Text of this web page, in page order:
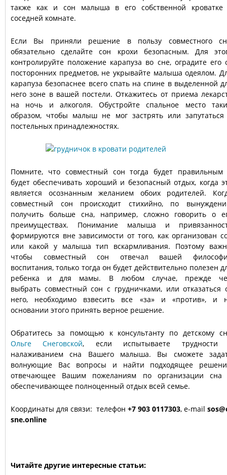
также как и сон малыша в его собственной
соседней комнате.
Если Вы приняли решение в пользу совместного
обязательно сделайте сон крохи безопасным. Для
контролируйте положение карапуза во сне, оградите его
посторонних предметов, не укрывайте малыша одеялом.
карапуза безопаснее всего спать на спине в выделенной
него зоне в вашей постели. Откажитесь от приема
на ночь и алкоголя. Обустройте спальное место
образом, чтобы малыш не мог застрять или
постельных принадлежностях.
Помните, что совместный сон тогда будет
будет обеспечивать хороший и безопасный отдых, когда
является осознанным желанием обоих родителей.
совместный сон происходит стихийно, по
получить больше сна, например, сложно говорить о
преимуществах. Понимание малыша и
формируются вне зависимости от того, как организован
или какой у малыша тип вскармливания. Поэтому
чтобы совместный сон отвечал вашей
воспитания, только тогда он будет действительно полезен
ребенка и для мамы. В любом случае, прежде
выбрать совместный сон с грудничками, или отказаться
него, необходимо взвесить все «за» и «против», и
основании этого принять верное решение.
Обратитесь за помощью к консультанту по детскому
Ольге Снеговской, если испытываете трудности
налаживанием сна Вашего малыша. Вы сможете
волнующие Вас вопросы и найти подходящее
отвечающее Вашим пожеланиям по организации сна
обеспечивающее полноценный отдых всей семье.
Координаты для связи: телефон +7 903 0117303, e-mail
sne.online
Читайте другие интересные статьи: